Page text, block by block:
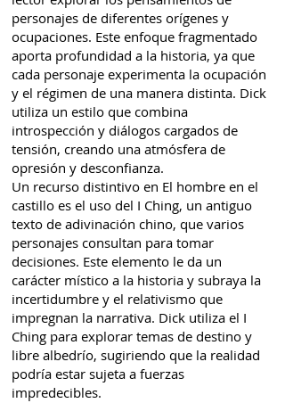
personajes de diferentes orígenes y
ocupaciones. Este enfoque fragmentado
aporta profundidad a la historia, ya que
cada personaje experimenta la ocupación
y el régimen de una manera distinta. Dick
utiliza un estilo que combina
introspección y diálogos cargados de
tensión, creando una atmósfera de
opresión y desconfianza.
Un recurso distintivo en El hombre en el
castillo es el uso del I Ching, un antiguo
texto de adivinación chino, que varios
personajes consultan para tomar
decisiones. Este elemento le da un
carácter místico a la historia y subraya la
incertidumbre y el relativismo que
impregnan la narrativa. Dick utiliza el I
Ching para explorar temas de destino y
libre albedrío, sugiriendo que la realidad
podría estar sujeta a fuerzas
impredecibles.